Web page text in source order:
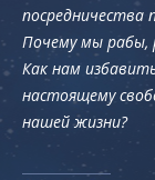
посредничества
Почему мы рабы,
Как нам
настоящему
нашей жизни?